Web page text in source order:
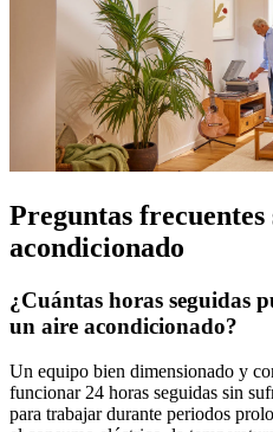
Preguntas
acondicionado
¿Cuántas horas seguidas
un aire acondicionado?
Un equipo bien dimensionado y
funcionar 24 horas seguidas sin
para trabajar durante periodos